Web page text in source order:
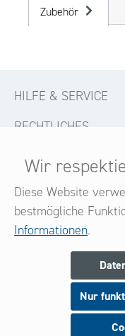
Zubehör
HILFE & SERVICE
RECHTLICHES
KONTAKT
FOLGE UNS
Melden Sie sich
und seien Sie stets
Wir
Diese Website
bestmögliche
Informationen.
Nur